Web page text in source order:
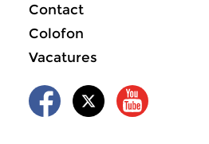
Contact
Colofon
Vacatures